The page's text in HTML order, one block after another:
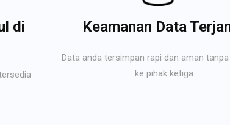
di
Keamanan Data
Data anda tersimpan rapi dan aman
ke pihak ketiga.